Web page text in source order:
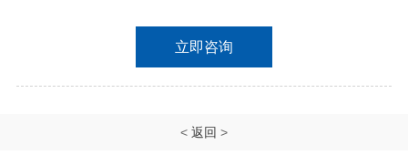
立即咨询
< 返回 >